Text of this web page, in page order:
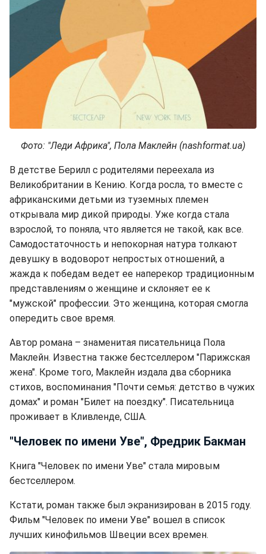
Фото: "Леди Африка", Пола Маклейн (nashformat.ua)
В детстве Берилл с родителями переехала из
Великобритании в Кению. Когда росла, то вместе с
африканскими детьми из туземных племен
открывала мир дикой природы. Уже когда стала
взрослой, то поняла, что является не такой, как все.
Самодостаточность и непокорная натура толкают
девушку в водоворот непростых отношений, а
жажда к победам ведет ее наперекор традиционным
представлениям о женщине и склоняет ее к
"мужской" профессии. Это женщина, которая смогла
опередить свое время.
Автор романа – знаменитая писательница Пола
Маклейн. Известна также бестселлером "Парижская
жена". Кроме того, Маклейн издала два сборника
стихов, воспоминания "Почти семья: детство в чужих
домах" и роман "Билет на поездку". Писательница
проживает в Кливленде, США.
"Человек по имени Уве", Фредрик Бакман
Книга "Человек по имени Уве" стала мировым
бестселлером.
Кстати, роман также был экранизирован в 2015 году.
Фильм "Человек по имени Уве" вошел в список
лучших кинофильмов Швеции всех времен.